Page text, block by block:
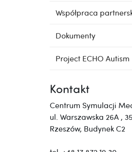
Współpraca
Dokumenty
Project ECHO Autism
Kontakt
Centrum Symulacji
ul. Warszawska 26A ,
Rzeszów, Budynek C2